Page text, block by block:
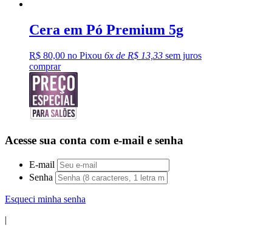
Cera em Pó Premium 5g
R$ 80,00 no Pixou 6x de R$ 13,33 sem juros
comprar
Acesse sua conta com e-mail e senha
E-mail
Senha
Esqueci minha senha
|